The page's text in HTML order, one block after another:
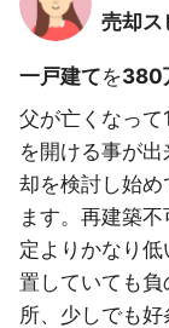
売却ス
一戸建てを380
父が亡くなっ
を開ける事が
却を検討し始
ます。再建築
定よりかなり
置していても
所、少しでも